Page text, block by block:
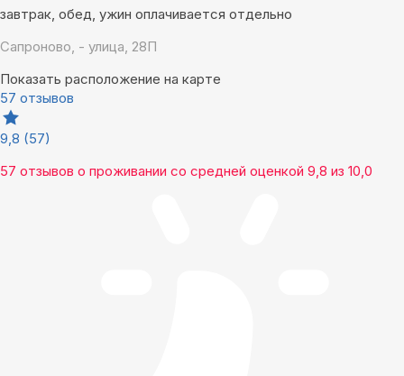
завтрак, обед, ужин оплачивается отдельно
Сапроново, - улица, 28П
Показать расположение на карте
57 отзывов
9,8 (57)
57 отзывов о проживании со средней оценкой 9,8 из 10,0